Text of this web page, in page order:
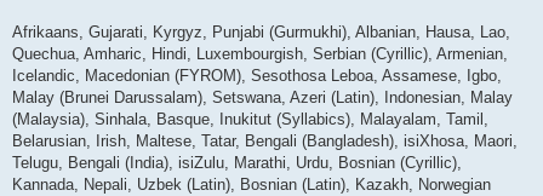
Afrikaans, Gujarati, Kyrgyz, Punjabi (Gurmukhi), Albanian, Hausa, Lao,
Quechua, Amharic, Hindi, Luxembourgish, Serbian (Cyrillic), Armenian,
Icelandic, Macedonian (FYROM), Sesothosa Leboa, Assamese, Igbo,
Malay (Brunei Darussalam), Setswana, Azeri (Latin), Indonesian, Malay
(Malaysia), Sinhala, Basque, Inukitut (Syllabics), Malayalam, Tamil,
Belarusian, Irish, Maltese, Tatar, Bengali (Bangladesh), isiXhosa, Maori,
Telugu, Bengali (India), isiZulu, Marathi, Urdu, Bosnian (Cyrillic),
Kannada, Nepali, Uzbek (Latin), Bosnian (Latin), Kazakh, Norwegian